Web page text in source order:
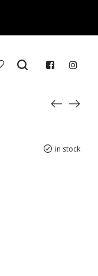
in stock